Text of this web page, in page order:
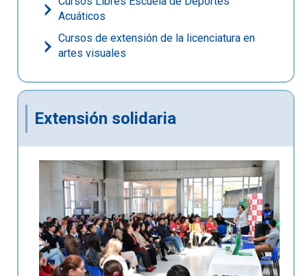
Acuáticos
Cursos de extensión de la licenciatura en
artes visuales
Extensión solidaria